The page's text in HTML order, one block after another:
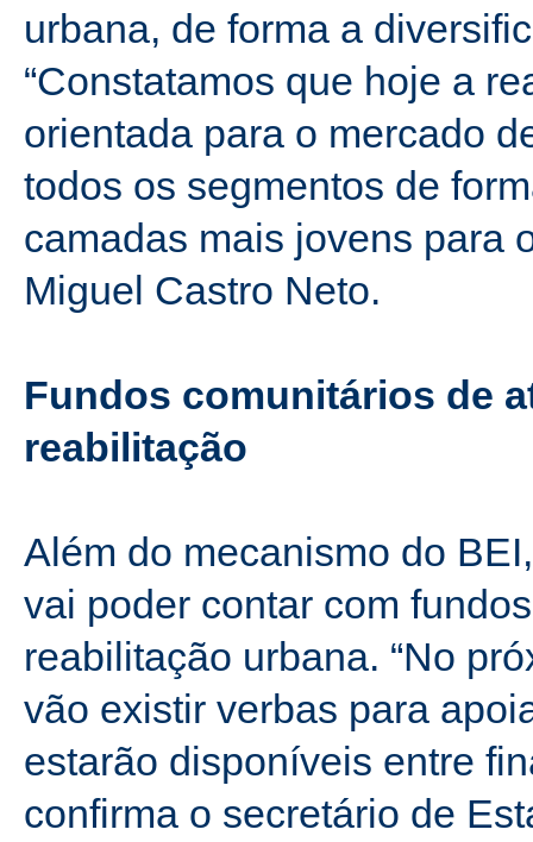
urbana, de forma a
“Constatamos que hoje a
orientada para o mercado
todos os segmentos de
camadas mais jovens para
Miguel Castro Neto.
Fundos comunitários de
reabilitação
Além do mecanismo do
vai poder contar com
reabilitação urbana. “No
vão existir verbas para
estarão disponíveis entre
confirma o secretário de